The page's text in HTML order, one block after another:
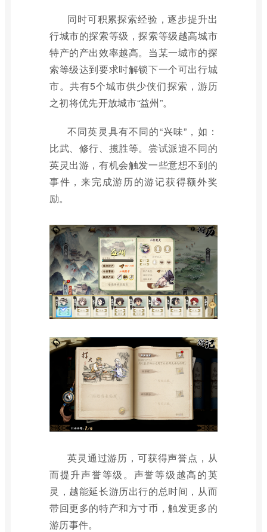
同时可积累探索经验，逐步提升出
行城市的探索等级，探索等级越高城市
特产的产出效率越高。当某一城市的探
索等级达到要求时解锁下一个可出行城
市。共有5个城市供少侠们探索，游历
之初将优先开放城市“益州”。
不同英灵具有不同的“兴味”，如：
比武、修行、揽胜等。尝试派遣不同的
英灵出游，有机会触发一些意想不到的
事件，来完成游历的游记获得额外奖
励。
英灵通过游历，可获得声誉点，从
而提升声誉等级。声誉等级越高的英
灵，越能延长游历出行的总时间，从而
带回更多的特产和方寸币，触发更多的
游历事件。